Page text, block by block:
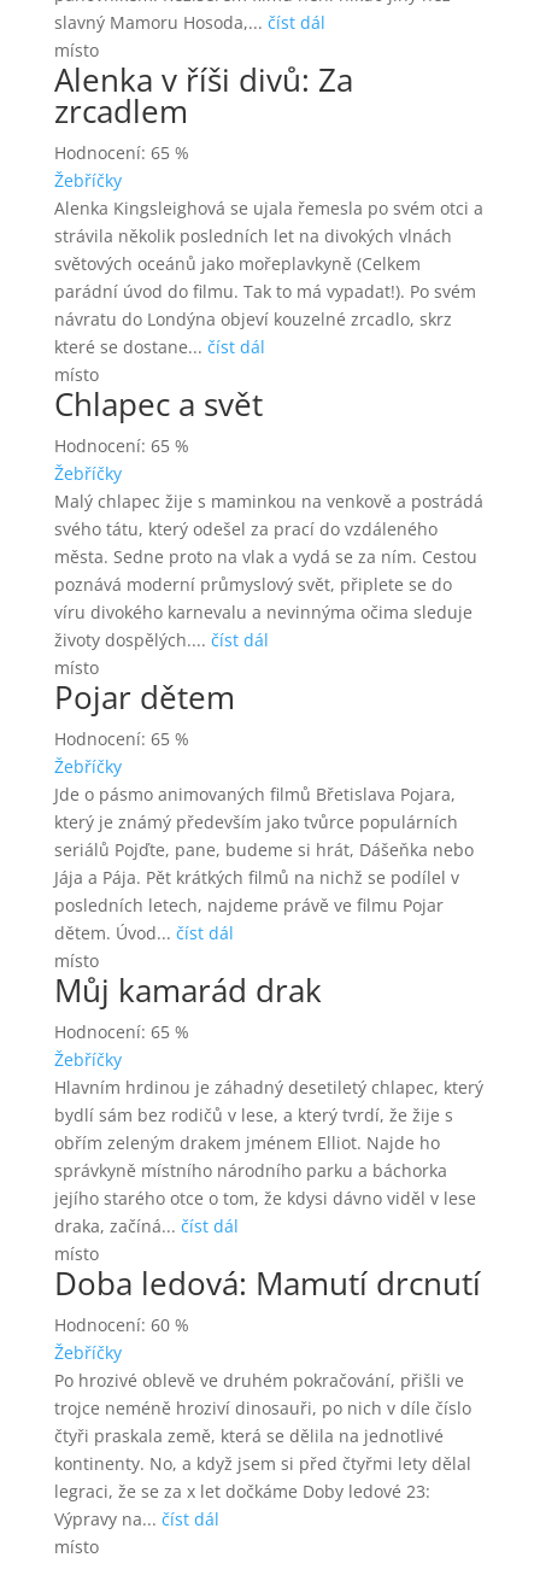
slavný Mamoru Hosoda,... číst dál
místo
Alenka v říši divů: Za
zrcadlem
Hodnocení: 65 %
Žebříčky
Alenka Kingsleighová se ujala řemesla po svém otci a
strávila několik posledních let na divokých vlnách
světových oceánů jako mořeplavkyně (Celkem
parádní úvod do filmu. Tak to má vypadat!). Po svém
návratu do Londýna objeví kouzelné zrcadlo, skrz
které se dostane... číst dál
místo
Chlapec a svět
Hodnocení: 65 %
Žebříčky
Malý chlapec žije s maminkou na venkově a postrádá
svého tátu, který odešel za prací do vzdáleného
města. Sedne proto na vlak a vydá se za ním. Cestou
poznává moderní průmyslový svět, připlete se do
víru divokého karnevalu a nevinnýma očima sleduje
životy dospělých.... číst dál
místo
Pojar dětem
Hodnocení: 65 %
Žebříčky
Jde o pásmo animovaných filmů Břetislava Pojara,
který je známý především jako tvůrce populárních
seriálů Pojďte, pane, budeme si hrát, Dášeňka nebo
Jája a Pája. Pět krátkých filmů na nichž se podílel v
posledních letech, najdeme právě ve filmu Pojar
dětem. Úvod... číst dál
místo
Můj kamarád drak
Hodnocení: 65 %
Žebříčky
Hlavním hrdinou je záhadný desetiletý chlapec, který
bydlí sám bez rodičů v lese, a který tvrdí, že žije s
obřím zeleným drakem jménem Elliot. Najde ho
správkyně místního národního parku a báchorka
jejího starého otce o tom, že kdysi dávno viděl v lese
draka, začíná... číst dál
místo
Doba ledová: Mamutí drcnutí
Hodnocení: 60 %
Žebříčky
Po hrozivé oblevě ve druhém pokračování, přišli ve
trojce neméně hroziví dinosauři, po nich v díle číslo
čtyři praskala země, která se dělila na jednotlivé
kontinenty. No, a když jsem si před čtyřmi lety dělal
legraci, že se za x let dočkáme Doby ledové 23:
Výpravy na... číst dál
místo